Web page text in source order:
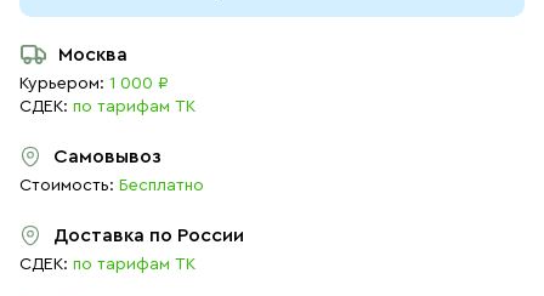
Москва
Курьером: 1 000 ₽
СДЕК: по тарифам ТК
Самовывоз
Стоимость: Бесплатно
Доставка по России
СДЕК: по тарифам ТК